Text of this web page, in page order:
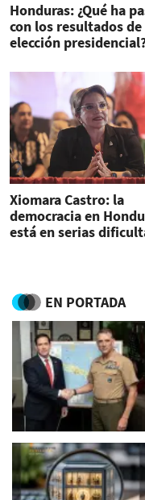
Honduras: ¿Qué ha
con los resultados de
elección
Xiomara Castro: la
democracia en
está en serias
EN PORTADA